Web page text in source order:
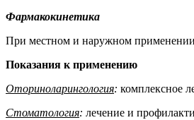
Фармакокинетика
При местном и наружном применении
Показания к применению
Оториноларингология: комплексное
Стоматология: лечение и